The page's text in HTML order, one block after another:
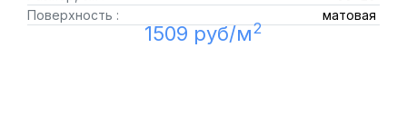
Поверхность :
матовая
1509 руб/м2